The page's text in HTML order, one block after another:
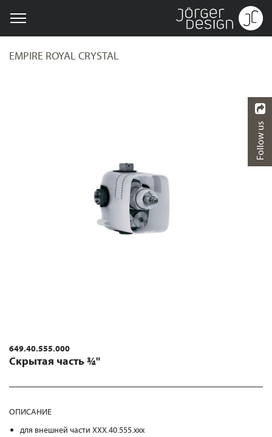
EMPIRE ROYAL CRYSTAL
649.40.555.000
Скрытая часть ¾"
ОПИСАНИЕ
для внешней части XXX.40.555.xxx
Follow us